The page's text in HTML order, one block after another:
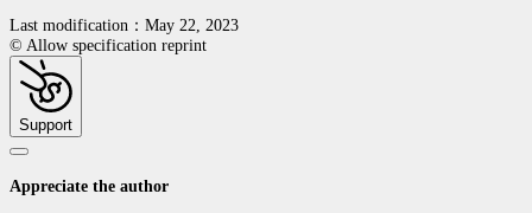
Last modification：May 22, 2023
© Allow specification reprint
Support
Appreciate the author